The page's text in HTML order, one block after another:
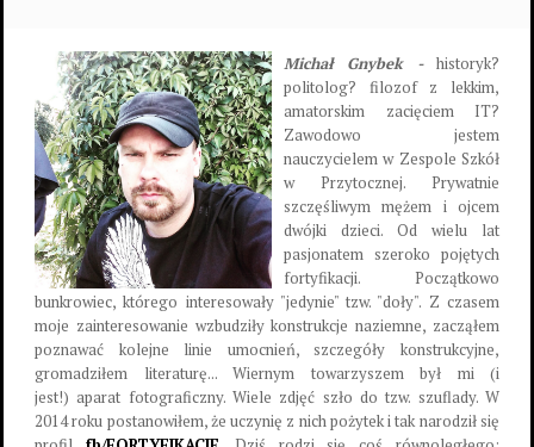
Michał Gnybek - historyk?
politolog? filozof z lekkim,
amatorskim zacięciem IT?
Zawodowo jestem
nauczycielem w Zespole Szkół
w Przytocznej. Prywatnie
szczęśliwym mężem i ojcem
dwójki dzieci. Od wielu lat
pasjonatem szeroko pojętych
fortyfikacji. Początkowo
bunkrowiec, którego interesowały "jedynie" tzw. "doły". Z czasem
moje zainteresowanie wzbudziły konstrukcje naziemne, zacząłem
poznawać kolejne linie umocnień, szczegóły konstrukcyjne,
gromadziłem literaturę... Wiernym towarzyszem był mi (i
jest!) aparat fotograficzny. Wiele zdjęć szło do tzw. szuflady. W
2014 roku postanowiłem, że uczynię z nich pożytek i tak narodził się